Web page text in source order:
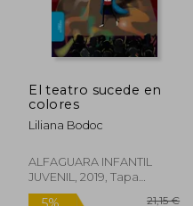
El teatro sucede en
colores
Liliana Bodoc
ALFAGUARA INFANTIL
JUVENIL, 2019, Tapa
Blanda, Nuevo